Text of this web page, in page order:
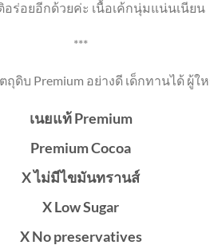
ร่อยอีกด้วยค่ะ เนื้อเค้กนุ่มแน่นเนียน
***
ถุดิบ Premium อย่างดี เด็กทานได้ ผู้
เนยแท้ Premium
Premium Cocoa
X ไม่มีไขมันทรานส์
X Low Sugar
X No preservatives